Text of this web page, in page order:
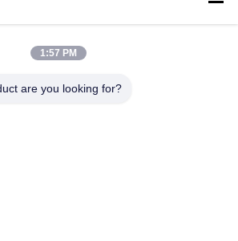
Σκληραίνοντας
1:57 PM
are you looking for?